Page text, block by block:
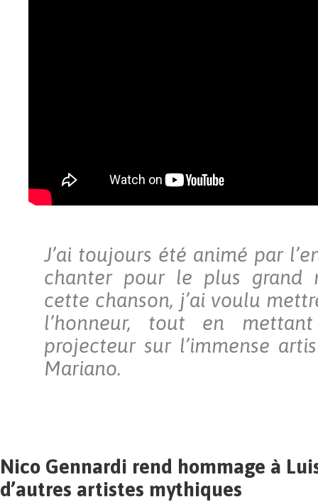
J’ai toujours été animé par
chanter pour le plus grand
cette chanson, j’ai voulu
l’honneur, tout en
projecteur sur l’immense
Mariano.
Nico Gennardi rend hommage à
d’autres artistes mythiques